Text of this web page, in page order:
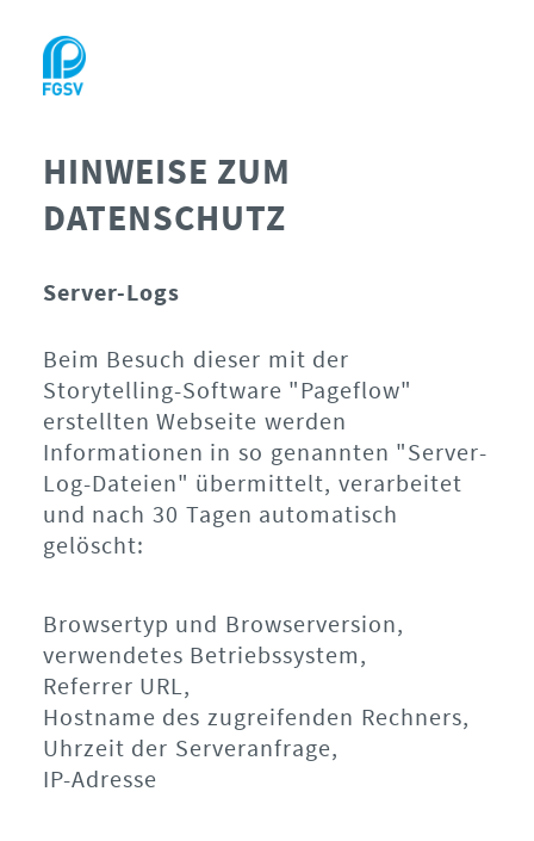
HINWEISE ZUM
DATENSCHUTZ
Server-Logs
Beim Besuch dieser mit der
Storytelling-Software "Pageflow"
erstellten Webseite werden
Informationen in so genannten "Server-
Log-Dateien" übermittelt, verarbeitet
und nach 30 Tagen automatisch
gelöscht:
Browsertyp und Browserversion,
verwendetes Betriebssystem,
Referrer URL,
Hostname des zugreifenden Rechners,
Uhrzeit der Serveranfrage,
IP-Adresse